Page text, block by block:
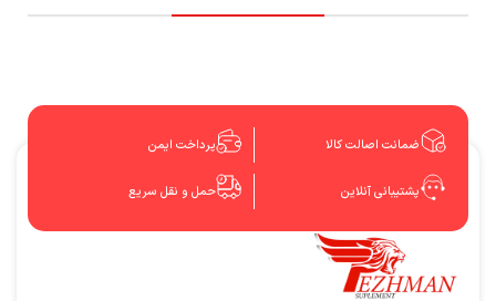
ضمانت اصالت کالا پرداخت ایمن
پشتیبانی آنلاین حمل و نقل سریع